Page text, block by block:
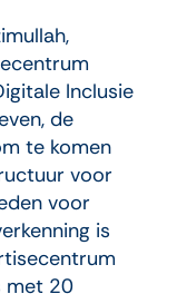
Inclusie
de
te komen
voor
voor
is
met 20